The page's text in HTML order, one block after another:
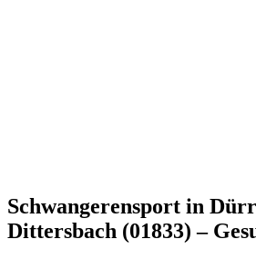
Schwangerensport in
Dittersbach (01833) –